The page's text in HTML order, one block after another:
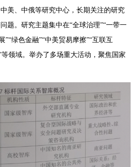
美、中俄等研究中心，长期关注的研究
题。研究主题集中在“全球治理”“一带一
”“绿色金融”“中美贸易摩擦”“互联互
等领域。举办了多场重大活动，聚焦国家